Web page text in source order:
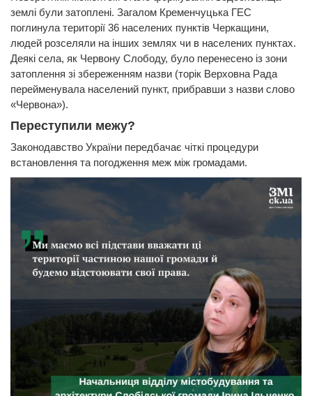
землі були затоплені. Загалом Кременчуцька ГЕС
поглинула території 36 населених пунктів Черкащини,
людей розселяли на інших землях чи в населених пунктах.
Деякі села, як Червону Слободу, було перенесено із зони
затоплення зі збереженням назви (торік Верховна Рада
перейменувала населений пункт, прибравши з назви слово
«Червона»).
Переступили межу?
Законодавство України передбачає чіткі процедури
встановлення та погодження меж між громадами.